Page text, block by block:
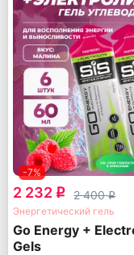
-7%
2 232 q 2 400q
Энергетический гель
Go Energy +
Gels